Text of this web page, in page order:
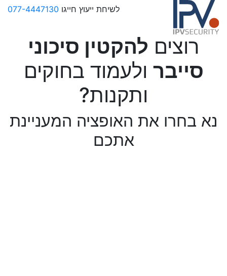
לשיחת ייעוץ חייגו077-4447130
רוציםלהקטין סיכוני
סייברולעמוד בחוקים
ותקנות?
נא בחרו את האופציה המעניינת
אתכם